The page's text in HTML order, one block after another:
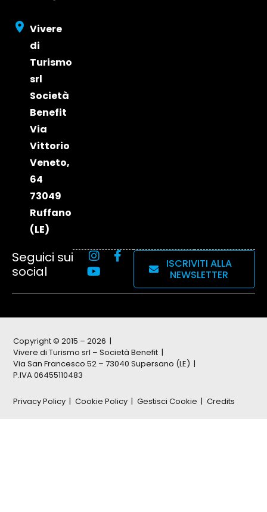
Vivere
di
Turismo
srl
Società
Benefit
Via
Vittorio
Veneto,
64
73049
Ruffano
(LE)
Seguici sui
social
ISCRIVITI ALLA
NEWSLETTER
Copyright © 2015 – 2026
Vivere di Turismo srl – Società Benefit
Via San Francesco 52 – 73040 Supersano (LE)
P.IVA 06455110483
Privacy Policy Cookie Policy Gestisci Cookie Credits